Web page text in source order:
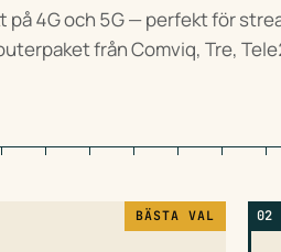
på 4G och 5G — perfekt för
från Comviq, Tre,
BÄSTA VAL 02